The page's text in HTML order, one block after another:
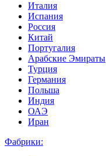
Италия
Испания
Россия
Китай
Португалия
Арабские Эмираты
Турция
Германия
Польша
Индия
ОАЭ
Иран
Фабрики: